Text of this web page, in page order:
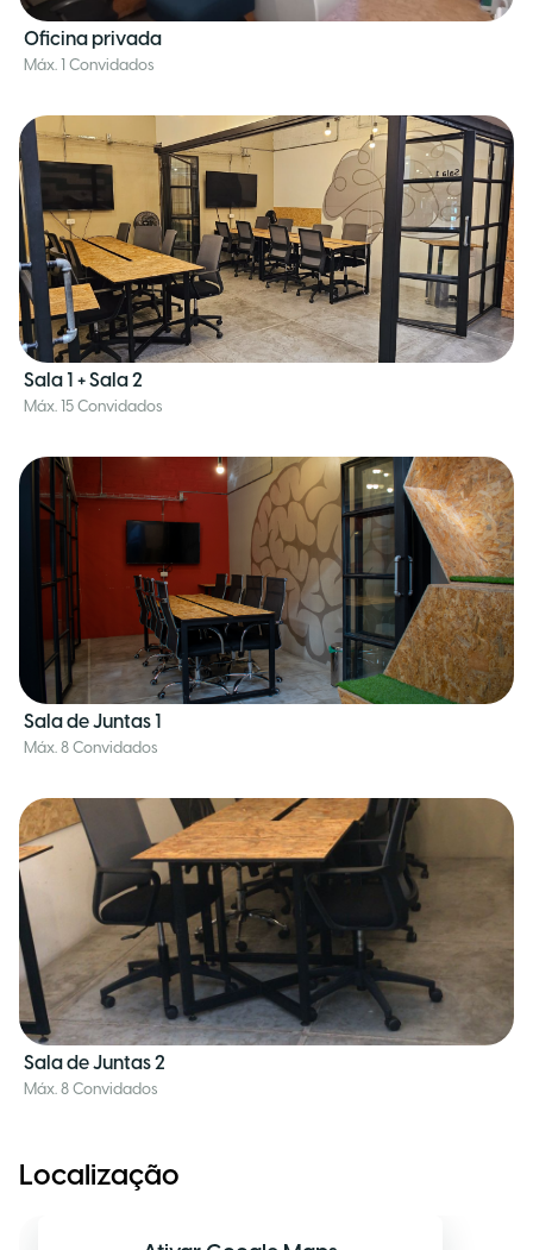
Oficina privada
Máx. 1 Convidados
Sala 1 + Sala 2
Máx. 15 Convidados
Sala de Juntas 1
Máx. 8 Convidados
Sala de Juntas 2
Máx. 8 Convidados
Localização